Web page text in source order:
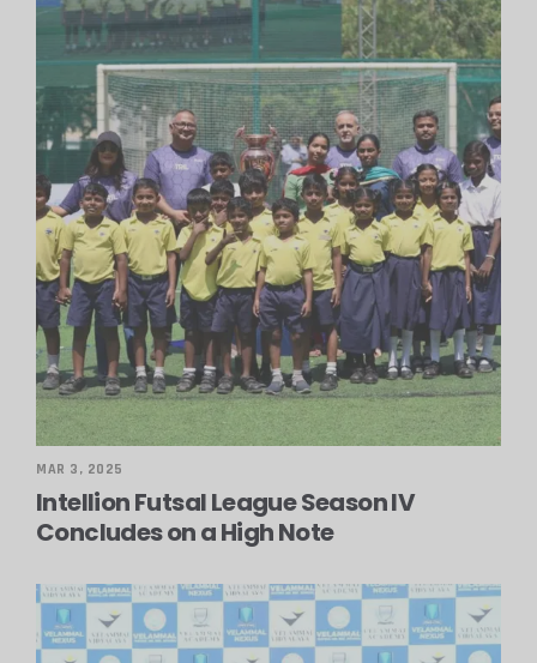
MAR 3, 2025
Intellion Futsal League Season IV
Concludes on a High Note